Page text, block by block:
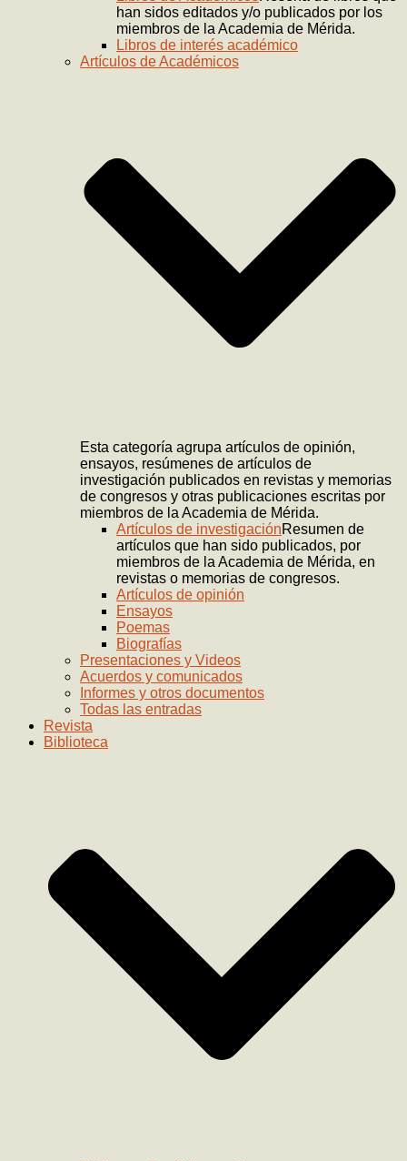
han sidos editados y/o publicados por los
miembros de la Academia de Mérida.
Libros de interés académico
Artículos de Académicos
Esta categoría agrupa artículos de opinión,
ensayos, resúmenes de artículos de
investigación publicados en revistas y memorias
de congresos y otras publicaciones escritas por
miembros de la Academia de Mérida.
Artículos de investigaciónResumen de
artículos que han sido publicados, por
miembros de la Academia de Mérida, en
revistas o memorias de congresos.
Artículos de opinión
Ensayos
Poemas
Biografías
Presentaciones y Videos
Acuerdos y comunicados
Informes y otros documentos
Todas las entradas
Revista
Biblioteca